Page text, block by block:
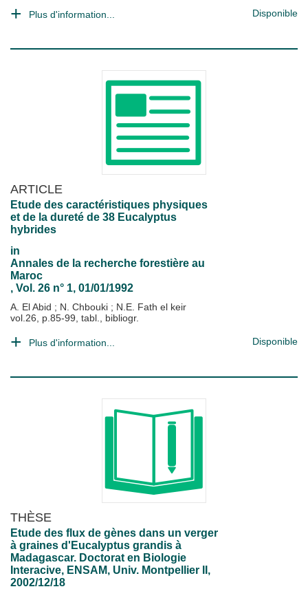
Plus d'information... Disponible
ARTICLE
Etude des caractéristiques physiques
et de la dureté de 38 Eucalyptus
hybrides
in
Annales de la recherche forestière au
Maroc
, Vol. 26 n° 1, 01/01/1992
A. El Abid ; N. Chbouki ; N.E. Fath el keir
vol.26, p.85-99, tabl., bibliogr.
Plus d'information... Disponible
THÈSE
Etude des flux de gènes dans un verger
à graines d'Eucalyptus grandis à
Madagascar. Doctorat en Biologie
Interacive, ENSAM, Univ. Montpellier II,
2002/12/18